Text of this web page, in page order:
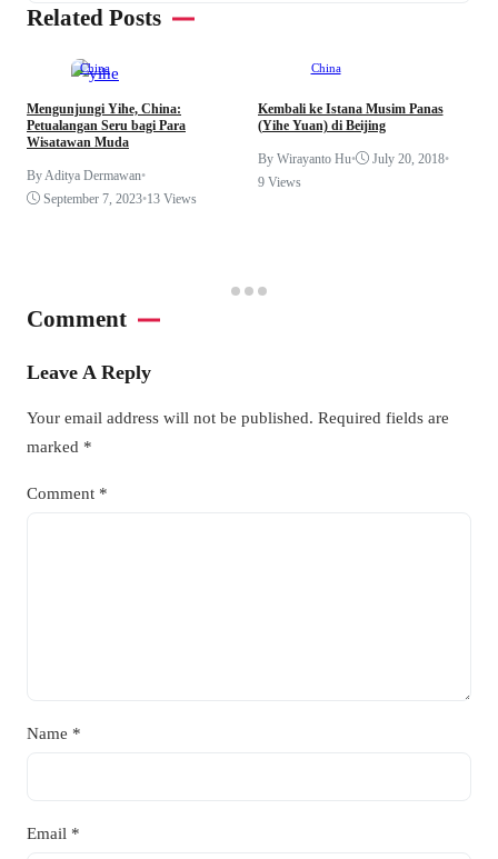
Related Posts
China
Mengunjungi Yihe, China:
Petualangan Seru bagi Para
Wisatawan Muda
By Aditya Dermawan•
September 7, 2023•13 Views
China
Kembali ke Istana Musim Panas
(Yihe Yuan) di Beijing
By Wirayanto Hu• July 20, 2018•
9 Views
Comment
Leave A Reply
Your email address will not be published. Required fields are
marked *
Comment *
Name *
Email *